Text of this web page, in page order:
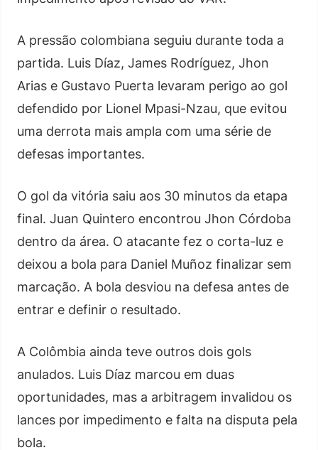
A pressão colombiana seguiu durante toda a
partida. Luis Díaz, James Rodríguez, Jhon
Arias e Gustavo Puerta levaram perigo ao gol
defendido por Lionel Mpasi-Nzau, que evitou
uma derrota mais ampla com uma série de
defesas importantes.
O gol da vitória saiu aos 30 minutos da etapa
final. Juan Quintero encontrou Jhon Córdoba
dentro da área. O atacante fez o corta-luz e
deixou a bola para Daniel Muñoz finalizar sem
marcação. A bola desviou na defesa antes de
entrar e definir o resultado.
A Colômbia ainda teve outros dois gols
anulados. Luis Díaz marcou em duas
oportunidades, mas a arbitragem invalidou os
lances por impedimento e falta na disputa pela
bola.